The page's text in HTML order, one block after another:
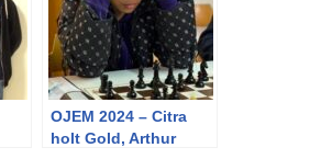
OJEM 2024 – Citra
holt Gold, Arthur